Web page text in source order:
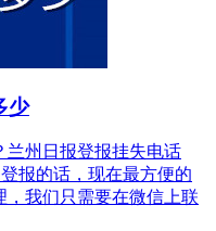
少
兰州日报登报挂失电话
报的话，现在最方便的
，我们只需要在微信上联